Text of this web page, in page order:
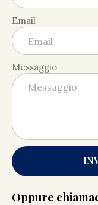
Email
Messaggio
Oppure